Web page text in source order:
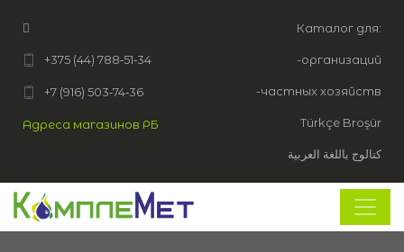
+375 (44) 788‑51‑34
+7 (916) 503‑74‑36
Адреса магазинов РБ
Каталог для:
-организаций
-частных хозяйств
Türkçe Broşür
كتالوج باللغة العربية